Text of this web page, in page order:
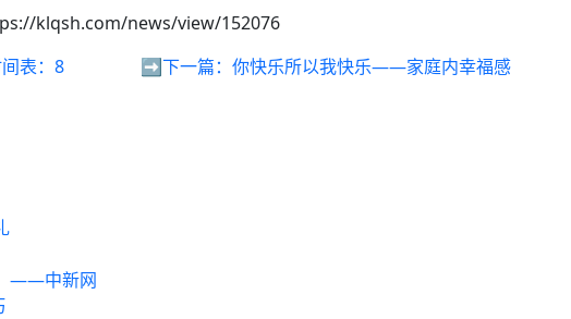
klqsh.com/news/view/152076
表：8 ➡️下一篇： 你快乐所以我快乐——家庭内幸福感
——中新网